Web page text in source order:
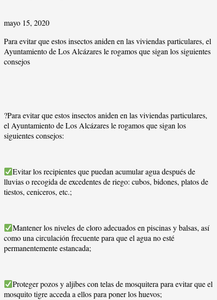
mayo 15, 2020
Para evitar que estos insectos aniden en las viviendas particulares, el
Ayuntamiento de Los Alcázares le rogamos que sigan los siguientes
consejos
?Para evitar que estos insectos aniden en las viviendas particulares,
el Ayuntamiento de Los Alcázares le rogamos que sigan los
siguientes consejos:
Evitar los recipientes que puedan acumular agua después de
lluvias o recogida de excedentes de riego: cubos, bidones, platos de
tiestos, ceniceros, etc.;
Mantener los niveles de cloro adecuados en piscinas y balsas, así
como una circulación frecuente para que el agua no esté
permanentemente estancada;
Proteger pozos y aljibes con telas de mosquitera para evitar que el
mosquito tigre acceda a ellos para poner los huevos;